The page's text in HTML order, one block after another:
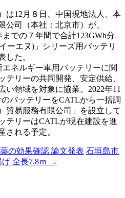
は12月８日、中国現地法人、本
公司（本社：北京市）が、
での７年間で合計123GWh分
ーエヌ)」シリーズ用バッテリ
した。
ネルギー車用バッテリーに関
テリーの共同開発、安定供給、
い領域を対象に協業。2022年11
バッテリーをCATLから一括調
貿易服務有限公司」を設立して
テリーはCATLが現在建設を進
される予定。
の効果確認 論文発表 石垣島市
全長7.8ｍ →